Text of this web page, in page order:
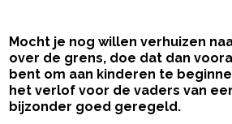
Mocht je nog willen verhuizen
over de grens, doe dat dan
bent om aan kinderen te
het verlof voor de vaders van
bijzonder goed geregeld.